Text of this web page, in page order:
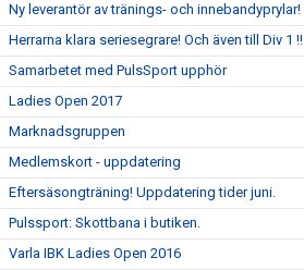
Ny leverantör av tränings- och innebandyprylar!
Herrarna klara seriesegrare! Och även till Div 1 !!
Samarbetet med PulsSport upphör
Ladies Open 2017
Marknadsgruppen
Medlemskort - uppdatering
Eftersäsongträning! Uppdatering tider juni.
Pulssport: Skottbana i butiken.
Varla IBK Ladies Open 2016